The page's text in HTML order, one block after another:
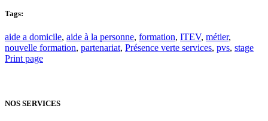
Tags:
aide a domicile, aide à la personne, formation, ITEV, métier,
nouvelle formation, partenariat, Présence verte services, pvs, stage
Print page
NOS SERVICES